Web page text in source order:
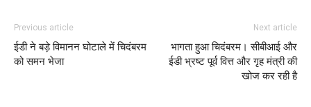
Previous article
ईडी ने बड़े विमानन घोटाले में चिदंबरम
को समन भेजा
Next article
भागता हुआ चिदंबरम। सीबीआई और
ईडी भ्रष्ट पूर्व वित्त और गृह मंत्री की
खोज कर रही है